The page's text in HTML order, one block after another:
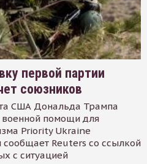
первой партии
союзников
США Дональда Трампа
помощи для
Priority Ukraine
Reuters со ссылкой
с ситуацией